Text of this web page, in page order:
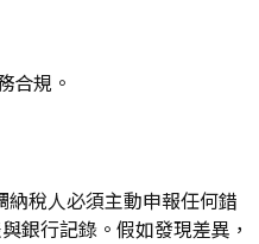
合規。
稅人必須主動申報任何錯
銀行記錄。假如發現差異，